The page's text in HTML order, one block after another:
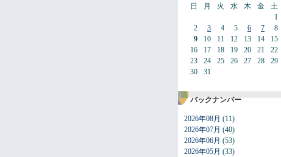
日
2
9
16
23
30
月
3
10
17
24
31
火
4
11
18
25
水
5
12
19
26
木
6
13
20
27
金
7
14
21
28
土
1
8
15
22
29
バックナンバー
2026年08月 (11)
2026年07月 (40)
2026年06月 (53)
2026年05月 (33)